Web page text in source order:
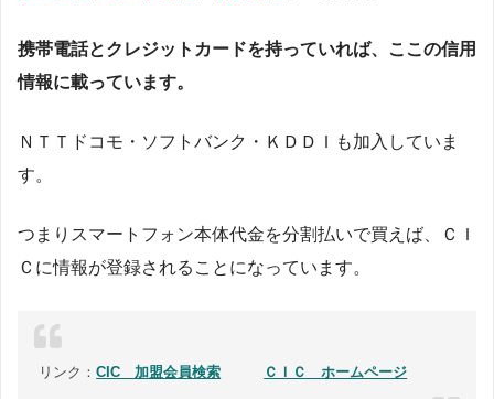
携帯電話とクレジットカードを持っていれば、ここの信用
情報に載っています。
ＮＴＴドコモ・ソフトバンク・ＫＤＤＩも加入していま
す。
つまりスマートフォン本体代金を分割払いで買えば、ＣＩ
Ｃに情報が登録されることになっています。
リンク：CIC 加盟会員検索 ＣＩＣ ホームページ